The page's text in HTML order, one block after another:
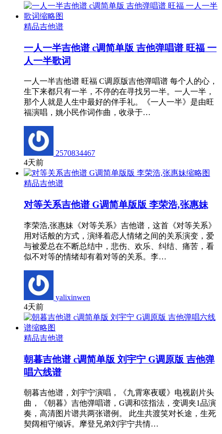
精品吉他谱
一人一半吉他谱 c调简单版 吉他弹唱谱 旺福 一
人一半歌词
一人一半吉他谱 旺福 C调原版吉他弹唱谱 每个人的心，
生下来都只有一半，不停的在寻找另一半。一人一半，
那个人就是人生中最好的伴手礼。《一人一半》是由旺
福演唱，姚小民作词作曲，收录于…
2570834467
4天前
精品吉他谱
对等关系吉他谱 G调简单版版 李荣浩,张惠妹
李荣浩,张惠妹《对等关系》吉他谱，这首《对等关系》
用对话般的方式，演绎着恋人情绪之间的关系演变，爱
与被爱总在不断总结中，悲伤、欢乐、纠结、痛苦，看
似不对等的情绪却有着对等的关系。李…
yalixinwen
4天前
精品吉他谱
朝暮吉他谱 c调简单版 刘宇宁 G调原版 吉他弹
唱六线谱
朝暮吉他谱，刘宇宁演唱，《九霄寒夜暖》电视剧片头
曲，《朝暮》吉他弹唱谱，G调和弦指法，变调夹1品演
奏，高清图片谱共两张谱例。 此生共渡笑对长途，生死
契阔相守倾诉。摩登兄弟刘宇宁共情…